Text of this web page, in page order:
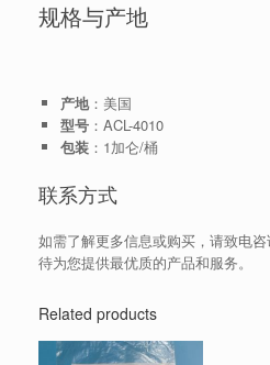
规格与产地
产地：美国
型号：ACL-4010
包装：1加仑/桶
联系方式
如需了解更多信息或购买，请致电咨
待为您提供最优质的产品和服务。
Related products